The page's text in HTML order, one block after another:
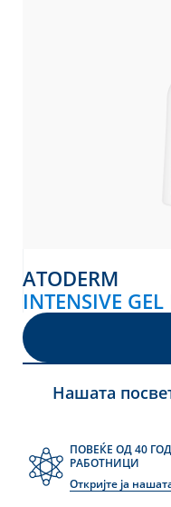
ATODERM
INTENSIVE
Нашата
ПОВЕЌЕ ОД 40
РАБОТНИЦИ
Откријте ја